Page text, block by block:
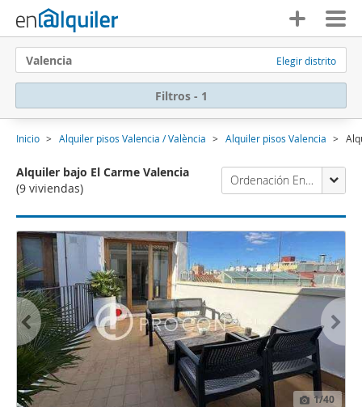
Valencia Elegir distrito
Filtros - 1
Inicio Alquiler pisos Valencia / València Alquiler pisos Valencia
Alquiler bajo El Carme Valencia
(9 viviendas)
Ordenación Enalquiler
1/40